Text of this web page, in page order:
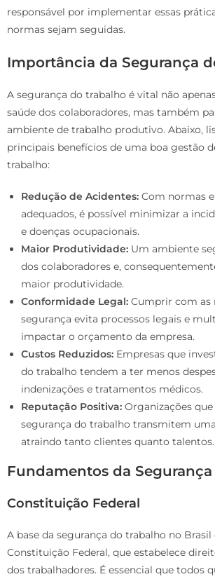
responsável por implementar essas
normas sejam seguidas.
Importância da Segurança
A segurança do trabalho é vital não
saúde dos colaboradores, mas também
ambiente de trabalho produtivo. Abaixo,
principais benefícios de uma boa gestão
trabalho:
Redução de Acidentes: Com normas
adequados, é possível minimizar a
e doenças ocupacionais.
Maior Produtividade: Um ambiente
dos colaboradores e,
maior produtividade.
Conformidade Legal: Cumprir com as
segurança evita processos legais e
impactar o orçamento da empresa.
Custos Reduzidos: Empresas que
do trabalho tendem a ter menos
indenizações e tratamentos médicos.
Reputação Positiva: Organizações
segurança do trabalho transmitem
atraindo tanto clientes quanto talentos.
Fundamentos da
Constituição Federal
A base da segurança do trabalho no Brasil
Constituição Federal, que estabelece
dos trabalhadores. É essencial que todos